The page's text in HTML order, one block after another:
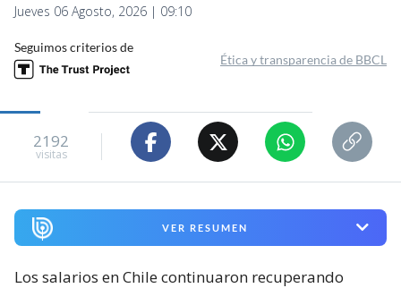
Jueves 06 Agosto, 2026 | 09:10
Seguimos criterios de
Ética y transparencia de BBCL
2192
visitas
VER RESUMEN
Los salarios en Chile continuaron recuperando